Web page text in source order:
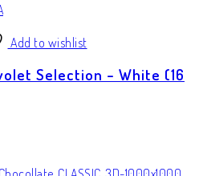
Add to wishlist
Selection – White (16